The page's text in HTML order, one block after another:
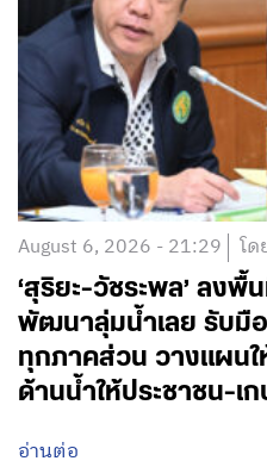
August 6, 2026 - 21:29 โ
‘สุริยะ-วัชระพล’ ลงพื้
พัฒนาลุ่มน้ำเลย รับมื
ทุกภาคส่วน วางแผน
ด้านน้ำให้ประชาชน-เ
อ่านต่อ